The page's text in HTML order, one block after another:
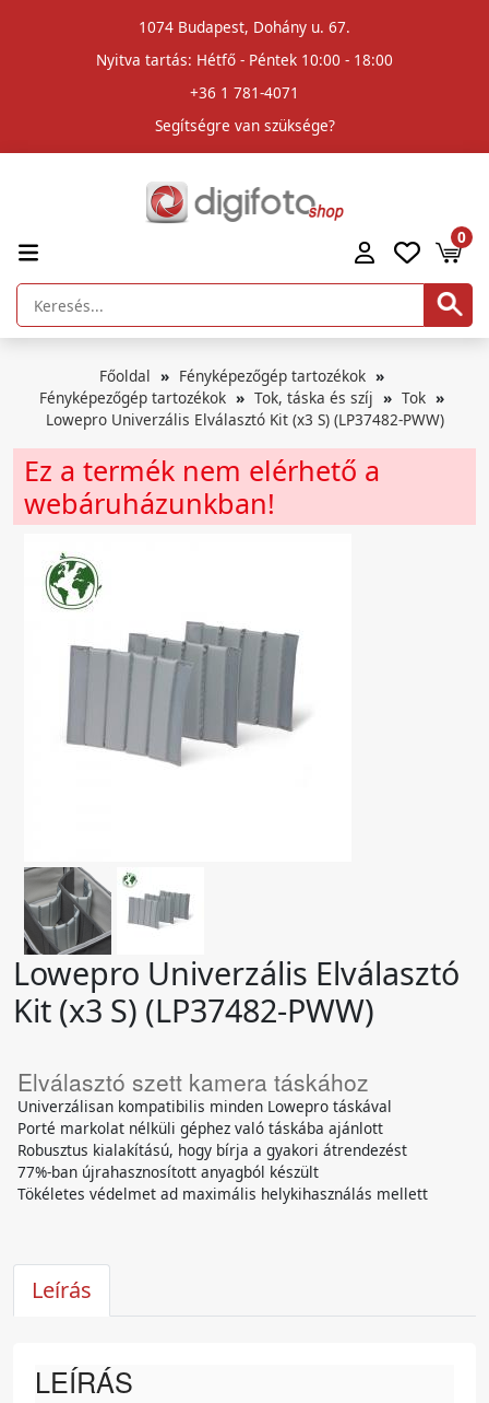
1074 Budapest, Dohány u. 67.
Nyitva tartás: Hétfő - Péntek 10:00 - 18:00
+36 1 781-4071
Segítségre van szüksége?
0
Főoldal
Fényképezőgép tartozékok
Fényképezőgép tartozékok
Tok, táska és szíj
Tok
Lowepro Univerzális Elválasztó Kit (x3 S) (LP37482-PWW)
Ez a termék nem elérhető a
webáruházunkban!
Lowepro Univerzális Elválasztó
Kit (x3 S) (LP37482-PWW)
Elválasztó szett kamera táskához
Univerzálisan kompatibilis minden Lowepro táskával
Porté markolat nélküli géphez való táskába ajánlott
Robusztus kialakítású, hogy bírja a gyakori átrendezést
77%-ban újrahasznosított anyagból készült
Tökéletes védelmet ad maximális helykihasználás mellett
Leírás
LEÍRÁS